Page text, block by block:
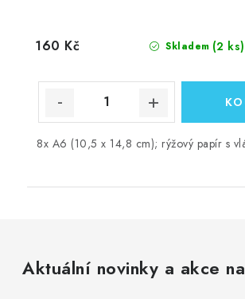
Skladem (2 ks)
160 Kč
8x A6 (10,5 x 14,8 cm); rýžový papír s
Aktuální novinky a akce